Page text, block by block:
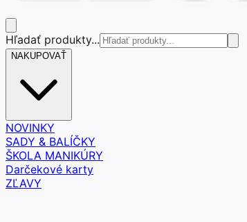
Hľadať produkty...
NAKUPOVAŤ
NOVINKY
SADY & BALÍČKY
ŠKOLA MANIKÚRY
Darčekové karty
ZĽAVY